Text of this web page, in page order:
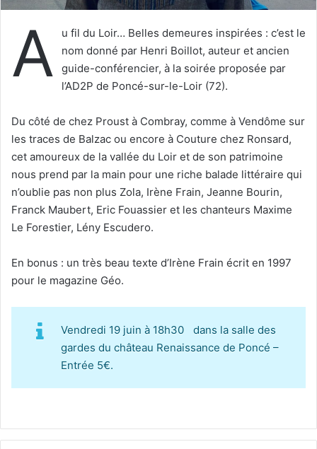
e
A
u fil du Loir… Belles demeures inspirées : c’est le
nom donné par Henri Boillot, auteur et ancien
guide-conférencier, à la soirée proposée par
l’AD2P de Poncé-sur-le-Loir (72).
Du côté de chez Proust à Combray, comme à Vendôme sur
les traces de Balzac ou encore à Couture chez Ronsard,
cet amoureux de la vallée du Loir et de son patrimoine
nous prend par la main pour une riche balade littéraire qui
n’oublie pas non plus Zola, Irène Frain, Jeanne Bourin,
Franck Maubert, Eric Fouassier et les chanteurs Maxime
Le Forestier, Lény Escudero.
En bonus : un très beau texte d’Irène Frain écrit en 1997
pour le magazine Géo.
Vendredi 19 juin à 18h30 dans la salle des
gardes du château Renaissance de Poncé –
Entrée 5€.